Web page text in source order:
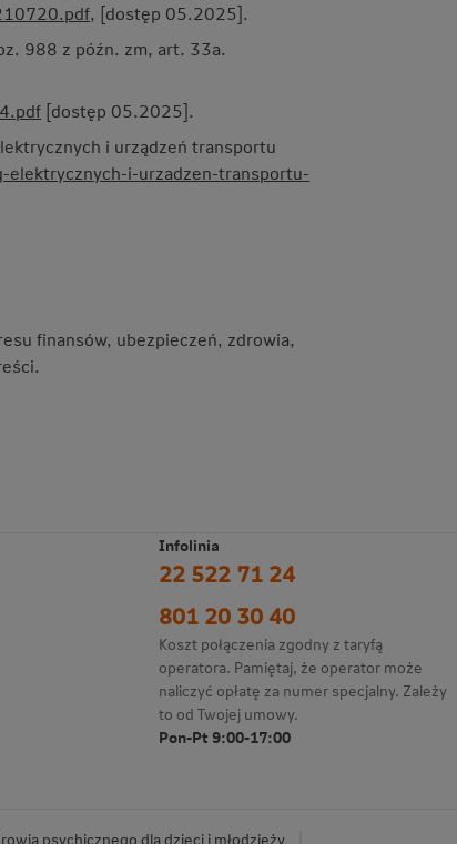
, [dostęp 05.2025].
988 z późn. zm, art. 33a.
[dostęp 05.2025].
i urządzeń transportu
i-urzadzen-transportu-
finansów, ubezpieczeń, zdrowia,
Infolinia
22 522 71 24
801 20 30 40
Koszt połączenia zgodny z taryfą
operatora. Pamiętaj, że operator może
naliczyć opłatę za numer specjalny. Zależy
to od Twojej umowy.
Pon-Pt 9:00-17:00
psychicznego dla dzieci i młodzieży